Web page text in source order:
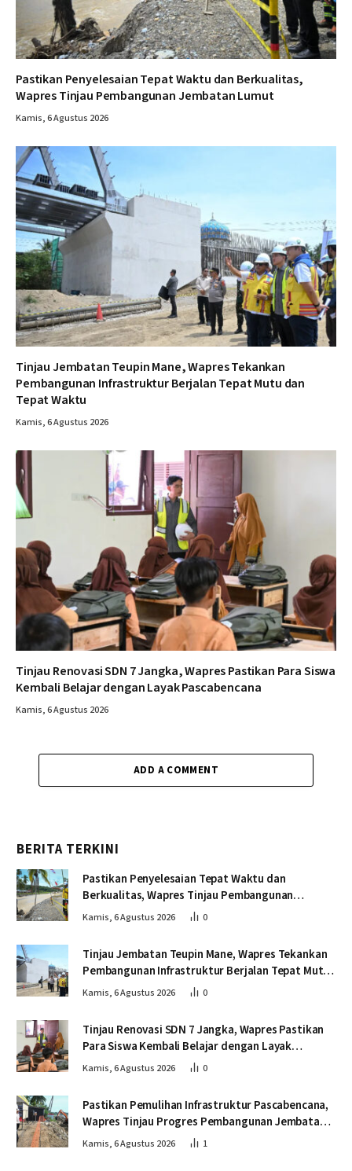
Pastikan Penyelesaian Tepat Waktu dan Berkualitas,
Wapres Tinjau Pembangunan Jembatan Lumut
Kamis, 6 Agustus 2026
Tinjau Jembatan Teupin Mane, Wapres Tekankan
Pembangunan Infrastruktur Berjalan Tepat Mutu dan
Tepat Waktu
Kamis, 6 Agustus 2026
Tinjau Renovasi SDN 7 Jangka, Wapres Pastikan Para Siswa
Kembali Belajar dengan Layak Pascabencana
Kamis, 6 Agustus 2026
ADD A COMMENT
BERITA TERKINI
Pastikan Penyelesaian Tepat Waktu dan
Berkualitas, Wapres Tinjau Pembangunan
Jembatan Lumut
Kamis, 6 Agustus 2026 0
Tinjau Jembatan Teupin Mane, Wapres Tekankan
Pembangunan Infrastruktur Berjalan Tepat Mutu
dan Tepat Waktu
Kamis, 6 Agustus 2026 0
Tinjau Renovasi SDN 7 Jangka, Wapres Pastikan
Para Siswa Kembali Belajar dengan Layak
Pascabencana
Kamis, 6 Agustus 2026 0
Pastikan Pemulihan Infrastruktur Pascabencana,
Wapres Tinjau Progres Pembangunan Jembatan
Krueng Tingkeum Bireuen
Kamis, 6 Agustus 2026 1